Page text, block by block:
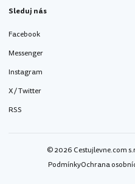
Sleduj nás
Facebook
Messenger
Instagram
X / Twitter
RSS
© 2026 Cestujlevne.com
PodmínkyOchrana